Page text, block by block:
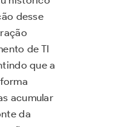
desse
de TI
que a
acumular
da